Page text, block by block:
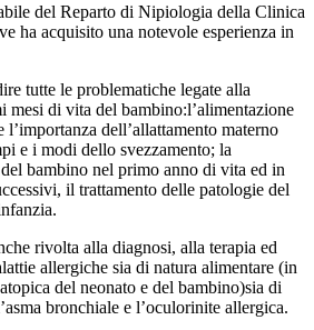
del Reparto di Nipiologia della Clinica
ha acquisito una notevole esperienza in
tutte le problematiche legate alla
mesi di vita del bambino:l’alimentazione
l’importanza dell’allattamento materno
e i modi dello svezzamento; la
bambino nel primo anno di vita ed in
il trattamento delle patologie del
rivolta alla diagnosi, alla terapia ed
allergiche sia di natura alimentare (in
del neonato e del bambino)sia di
bronchiale e l’oculorinite allergica.